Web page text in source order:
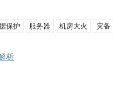
保护 服务器 机房大火 灾备
析